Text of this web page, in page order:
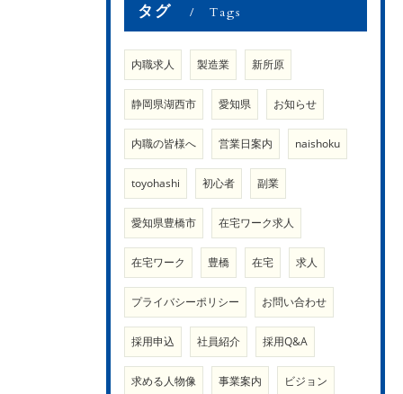
タグ Tags
内職求人 製造業 新所原
静岡県湖西市 愛知県 お知らせ
内職の皆様へ 営業日案内 naishoku
toyohashi 初心者 副業
愛知県豊橋市 在宅ワーク求人
在宅ワーク 豊橋 在宅 求人
プライバシーポリシー お問い合わせ
採用申込 社員紹介 採用Q&A
求める人物像 事業案内 ビジョン